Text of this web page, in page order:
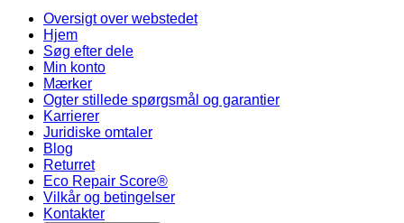
Oversigt over webstedet
Hjem
Søg efter dele
Min konto
Mærker
Ogter stillede spørgsmål og garantier
Karrierer
Juridiske omtaler
Blog
Returret
Eco Repair Score®
Vilkår og betingelser
Kontakter